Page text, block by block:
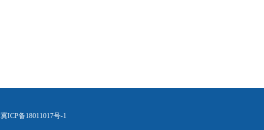
冀ICP备18011017号-1